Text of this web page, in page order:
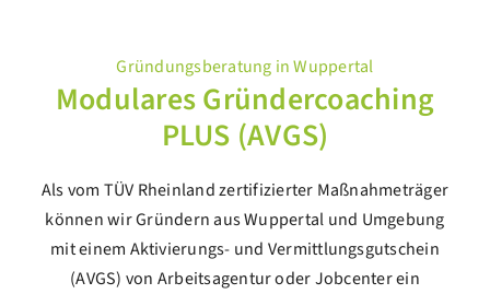
Gründungsberatung in Wuppertal
Modulares Gründercoaching
PLUS (AVGS)
Als vom TÜV Rheinland zertifizierter Maßnahmeträger
können wir Gründern aus Wuppertal und Umgebung
mit einem Aktivierungs- und Vermittlungsgutschein
(AVGS) von Arbeitsagentur oder Jobcenter ein